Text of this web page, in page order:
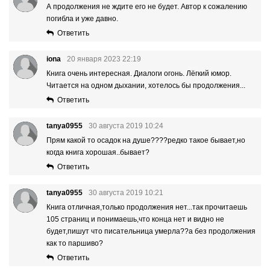
А продолжения не ждите его не будет. Автор к сожалению
погибла и уже давно.
Ответить
iona
20 января 2023 22:19
Книга очень интересная. Диалоги огонь. Лёгкий юмор.
Читается на одном дыхании, хотелось бы продолжения...
Ответить
tanya0955
30 августа 2019 10:24
Прям какой то осадок на душе????редко такое бывает,но
когда книга хорошая..бывает?
Ответить
tanya0955
30 августа 2019 10:21
Книга отличная,только продолжения нет...так прочитаешь
105 страниц и понимаешь,что конца нет и видно не
будет,пишут что писательница умерла??а без продолжения
как то паршиво?
Ответить